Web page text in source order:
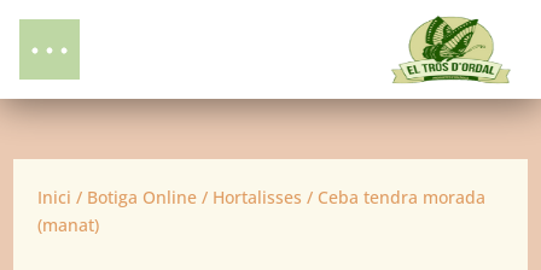
Inici / Botiga Online / Hortalisses / Ceba tendra morada
(manat)